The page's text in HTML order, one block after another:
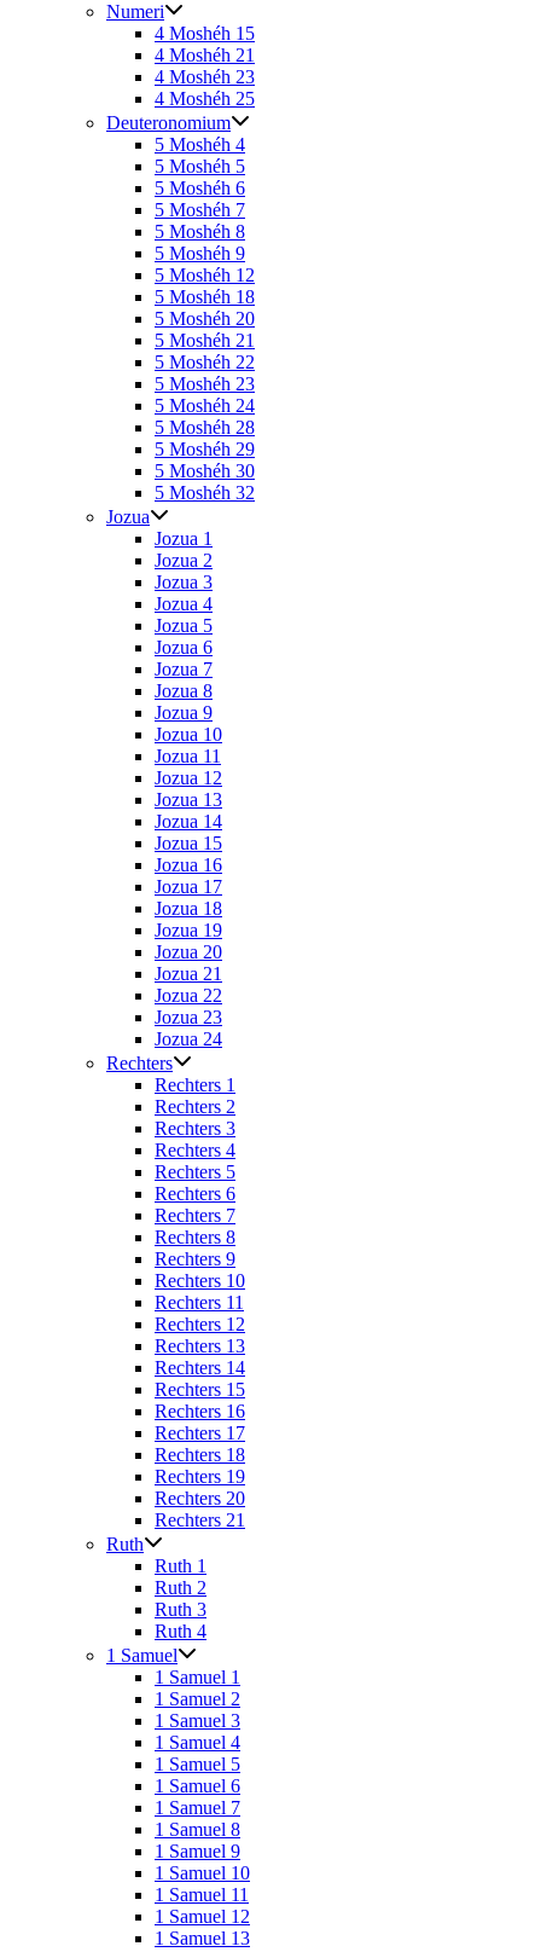
Numeri
4 Moshéh 15
4 Moshéh 21
4 Moshéh 23
4 Moshéh 25
Deuteronomium
5 Moshéh 4
5 Moshéh 5
5 Moshéh 6
5 Moshéh 7
5 Moshéh 8
5 Moshéh 9
5 Moshéh 12
5 Moshéh 18
5 Moshéh 20
5 Moshéh 21
5 Moshéh 22
5 Moshéh 23
5 Moshéh 24
5 Moshéh 28
5 Moshéh 29
5 Moshéh 30
5 Moshéh 32
Jozua
Jozua 1
Jozua 2
Jozua 3
Jozua 4
Jozua 5
Jozua 6
Jozua 7
Jozua 8
Jozua 9
Jozua 10
Jozua 11
Jozua 12
Jozua 13
Jozua 14
Jozua 15
Jozua 16
Jozua 17
Jozua 18
Jozua 19
Jozua 20
Jozua 21
Jozua 22
Jozua 23
Jozua 24
Rechters
Rechters 1
Rechters 2
Rechters 3
Rechters 4
Rechters 5
Rechters 6
Rechters 7
Rechters 8
Rechters 9
Rechters 10
Rechters 11
Rechters 12
Rechters 13
Rechters 14
Rechters 15
Rechters 16
Rechters 17
Rechters 18
Rechters 19
Rechters 20
Rechters 21
Ruth
Ruth 1
Ruth 2
Ruth 3
Ruth 4
1 Samuel
1 Samuel 1
1 Samuel 2
1 Samuel 3
1 Samuel 4
1 Samuel 5
1 Samuel 6
1 Samuel 7
1 Samuel 8
1 Samuel 9
1 Samuel 10
1 Samuel 11
1 Samuel 12
1 Samuel 13